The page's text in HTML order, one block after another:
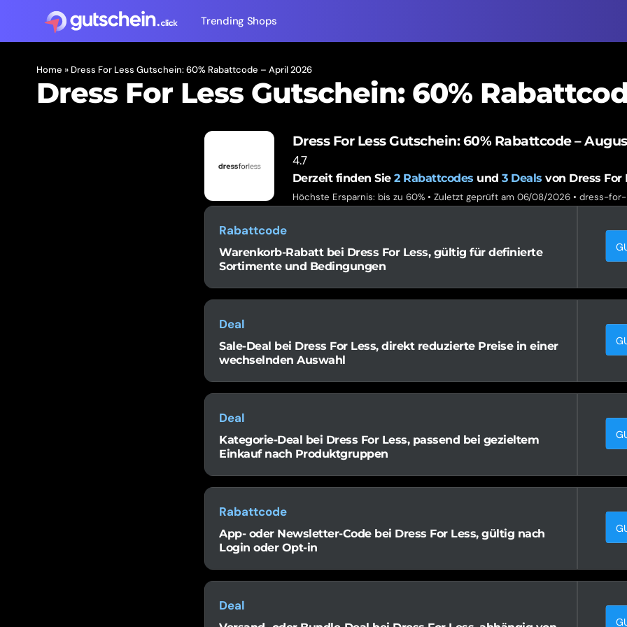
Trending Shops
Dress For Less Gutschein: 60%
Home » Dress For Less Gutschein: 60% Rabattcode – April 2026
Dress For Less Gutschein: 60% Rabattcode –
4.7
Derzeit finden Sie 2Rabattcodes und 3Deals von Dress For
Höchste Ersparnis: bis zu 60% • Zuletzt geprüft am 06/08/2026 • dress-for-
Rabattcode
Warenkorb-Rabatt bei Dress For Less, gültig für definierte
Sortimente und Bedingungen
Deal
Sale-Deal bei Dress For Less, direkt reduzierte Preise in einer
wechselnden Auswahl
Deal
Kategorie-Deal bei Dress For Less, passend bei gezieltem
Einkauf nach Produktgruppen
Rabattcode
App- oder Newsletter-Code bei Dress For Less, gültig nach
Login oder Opt-in
Deal